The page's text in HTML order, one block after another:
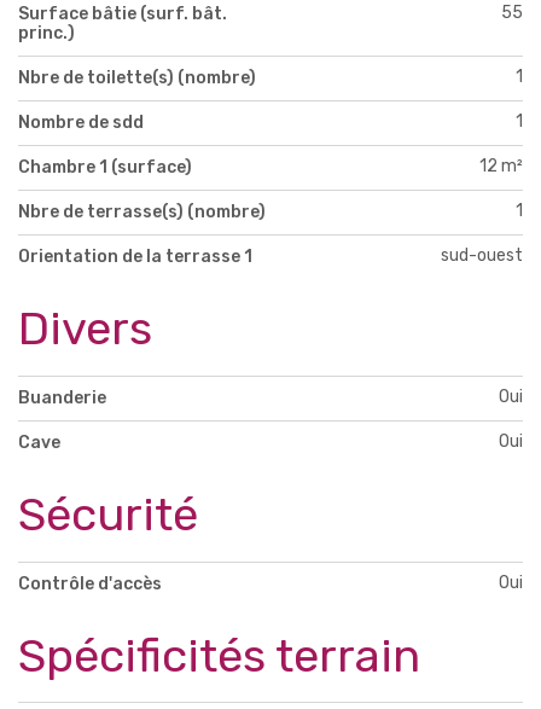
Surface bâtie (surf. bât.
princ.)
55
Nbre de toilette(s) (nombre) 1
Nombre de sdd 1
Chambre 1 (surface) 12 m²
Nbre de terrasse(s) (nombre) 1
Orientation de la terrasse 1 sud-ouest
Divers
Buanderie Oui
Cave Oui
Sécurité
Contrôle d'accès Oui
Spécificités terrain